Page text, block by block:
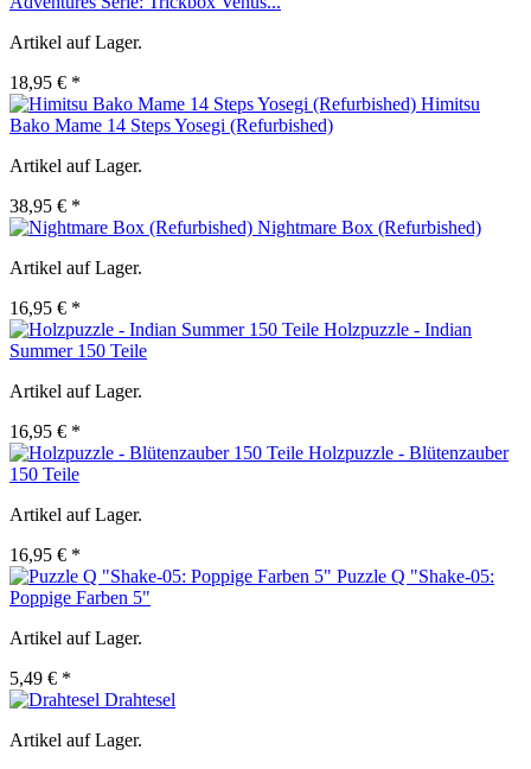
Artikel auf Lager.
18,95 € *
Himitsu
Bako Mame 14 Steps Yosegi (Refurbished)
Artikel auf Lager.
38,95 € *
Nightmare Box (Refurbished)
Artikel auf Lager.
16,95 € *
Holzpuzzle - Indian
Summer 150 Teile
Artikel auf Lager.
16,95 € *
Holzpuzzle - Blütenzauber
150 Teile
Artikel auf Lager.
16,95 € *
Puzzle Q "Shake-05:
Poppige Farben 5"
Artikel auf Lager.
5,49 € *
Drahtesel
Artikel auf Lager.